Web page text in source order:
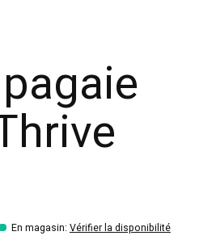
En magasin: Vérifier la disponibilité